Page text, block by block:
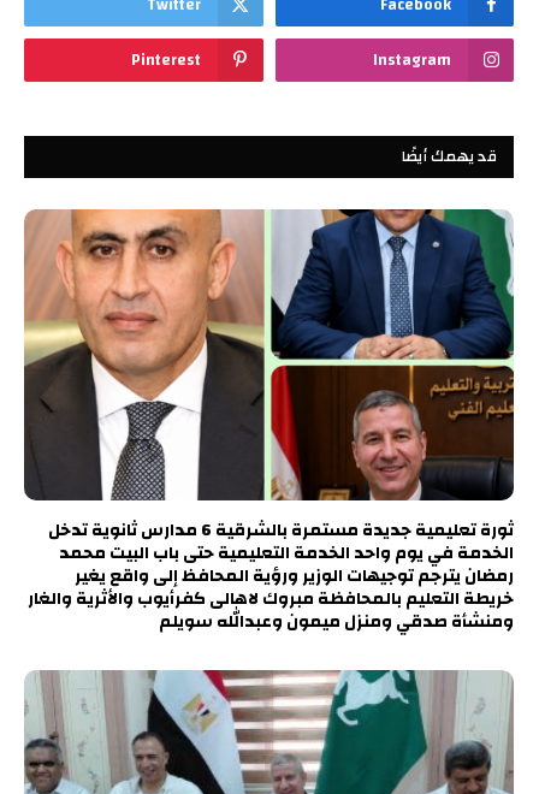
Instagram
Pinterest
قد يهمك أيضًا
ثورة تعليمية جديدة مستمرة بالشرقية 6 مدارس ثانوية تدخل
الخدمة في يوم واحد الخدمة التعليمية حتى باب البيت محمد
رمضان يترجم توجيهات الوزير ورؤية المحافظ إلى واقع يغير
خريطة التعليم بالمحافظة مبروك لاهالى كفرأيوب والأثرية والغار
ومنشأة صدقي ومنزل ميمون وعبدالله سويلم